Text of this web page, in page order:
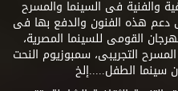
والفنية فى السينما والمسرح
دعم هذه الفنون والدفع بها فى
القومى للسينما المصرية،
التجريبى، سمبوزيوم النحت
سينما الطفل.....إلخ